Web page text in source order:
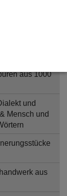
notwendig.
der
Daten werden
Eine
dass diese gekürzt
zugeordnet
aus 1000
und
Mensch und
aus